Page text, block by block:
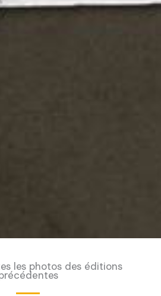
les photos des éditions